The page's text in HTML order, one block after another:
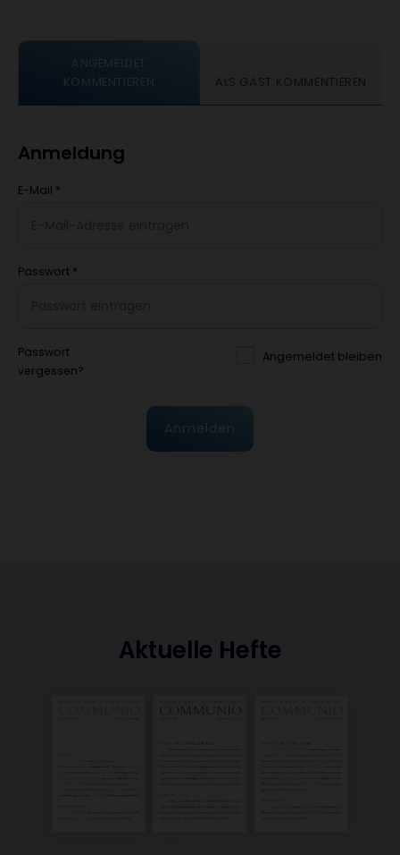
ANGEMELDET
KOMMENTIEREN
ALS GAST KOMMENTIEREN
Anmeldung
E-Mail *
Passwort *
Passwort
vergessen?
Angemeldet bleiben
Anmelden
Aktuelle Hefte